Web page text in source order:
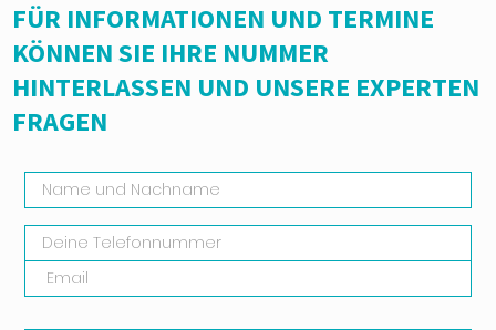
FÜR INFORMATIONEN UND TERMINE
KÖNNEN SIE IHRE NUMMER
HINTERLASSEN UND UNSERE EXPERTEN
FRAGEN